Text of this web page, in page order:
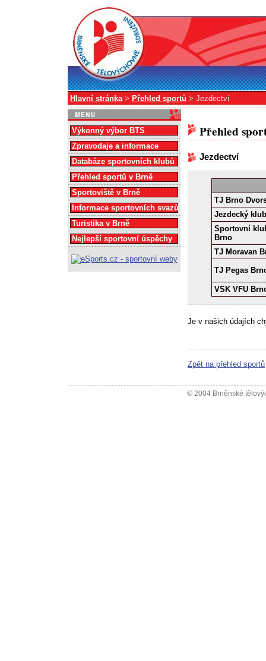
Hlavní stránka> Přehled sportů > Jezdectví
Přehled
Jezdectví
TJ Brno
Jezdecký
Sportovní
Brno
TJ Moravan
TJ Pegas
VSK VFU
Je v našich údajích
Zpět na přehled sportů
Výkonný výbor BTS
Zpravodaje a informace
Databáze sportovních klubů
Přehled sportů v Brně
Sportoviště v Brně
Informace sportovních svazů
Turistika v Brně
Nejlepší sportovní úspěchy
© 2004 Brněnské